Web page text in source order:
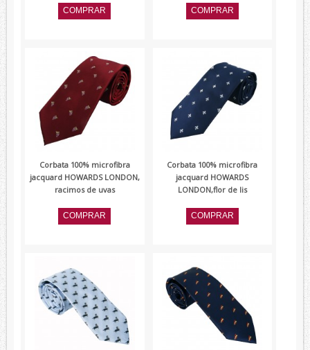
Corbata 100% microfibra
jacquard HOWARDS LONDON,
racimos de uvas
Corbata 100% microfibra
jacquard HOWARDS
LONDON,flor de lis